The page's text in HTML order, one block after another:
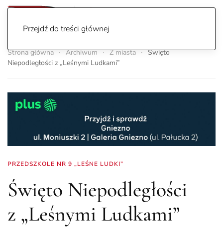
Przejdź do treści głównej
Strona główna Archiwum Z miasta
Święto
Niepodległości z „Leśnymi Ludkami”
PRZEDSZKOLE NR 9 „LEŚNE LUDKI”
Święto Niepodległości
z „Leśnymi Ludkami”